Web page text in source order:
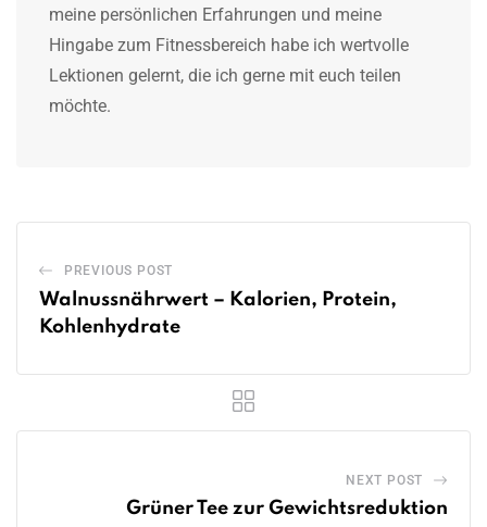
meine persönlichen Erfahrungen und meine
Hingabe zum Fitnessbereich habe ich wertvolle
Lektionen gelernt, die ich gerne mit euch teilen
möchte.
PREVIOUS POST
Walnussnährwert – Kalorien, Protein,
Kohlenhydrate
NEXT POST
Grüner Tee zur Gewichtsreduktion